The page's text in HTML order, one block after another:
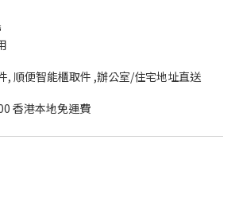
, 順便智能櫃取件 ,辦公室/住宅地址直送
香港本地免運費